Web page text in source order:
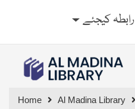
رابطہ کیجئے
Home Al Madina Library